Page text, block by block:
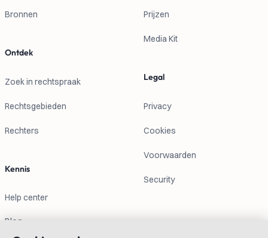
Bronnen
Ontdek
Zoek in rechtspraak
Rechtsgebieden
Rechters
Kennis
Help center
Blog
Prijzen
Media Kit
Legal
Privacy
Cookies
Voorwaarden
Security